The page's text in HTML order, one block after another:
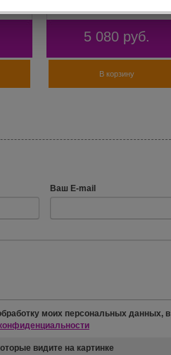
5 080 руб.
В корзину
Ваш E-mail
моих персональных данных, в
видите на картинке